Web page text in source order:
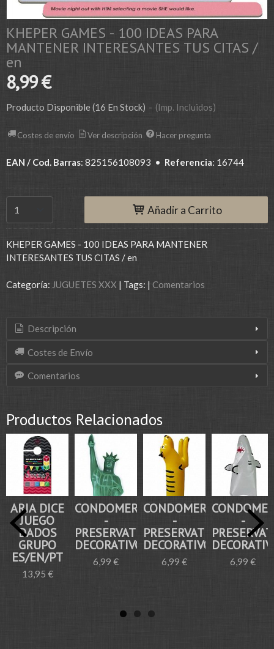
KHEPER GAMES - 100 IDEAS PARA
MANTENER INTERESANTES TUS CITAS /
en
8,99 €
Producto Disponible(16 En Stock) - (Imp. Incluidos)
Costes de envío Ver descripción Hacer pregunta
EAN / Cod. Barras: 825156108093 • Referencia: 16744
Añadir a Carrito
KHEPER GAMES - 100 IDEAS PARA MANTENER
INTERESANTES TUS CITAS / en
Categoría: JUGUETES XXX | Tags: | Comentarios
Descripción
Costes de Envío
Comentarios
Productos Relacionados
ARIA DICE
JUEGO
DADOS
GRUPO
ES/EN/PT
13,95 €
CONDOMERIE
-
PRESERVATIVO
DECORATIVO...
6,99 €
CONDOMERIE
-
PRESERVATIVO
DECORATIVO...
6,99 €
-
6,99 €